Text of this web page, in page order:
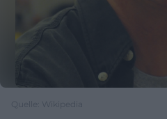
Quelle: Wikipedia